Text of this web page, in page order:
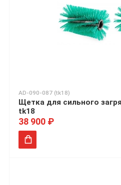
AD-090-087 (tk18)
Щетка для сильного
tk18
38 900 ₽